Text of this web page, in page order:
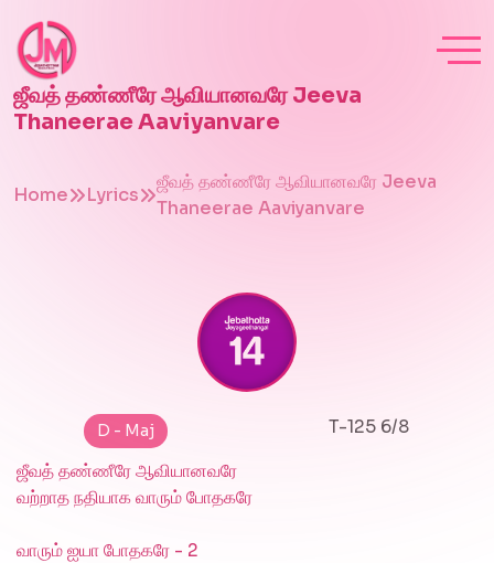
ஜீவத் தண்ணீரே ஆவியானவரே Jeeva
Thaneerae Aaviyanvare
Home Lyrics
ஜீவத் தண்ணீரே ஆவியானவரே Jeeva
Thaneerae Aaviyanvare
D - Maj
T-125 6/8
ஜீவத் தண்ணீரே ஆவியானவரே
வற்றாத நதியாக வாரும் போதகரே
வாரும் ஐயா போதகரே - 2